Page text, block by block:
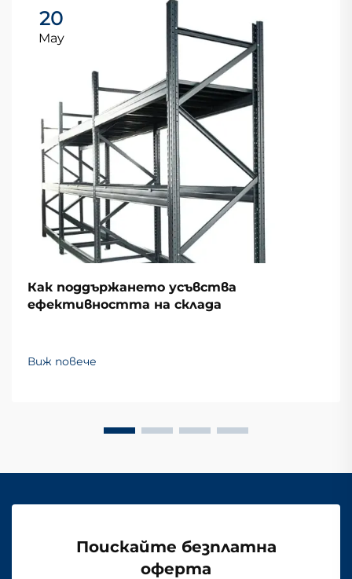
20
May
Как поддържането усъвства
ефективността на склада
Виж повече
Поискайте безплатна
оферта